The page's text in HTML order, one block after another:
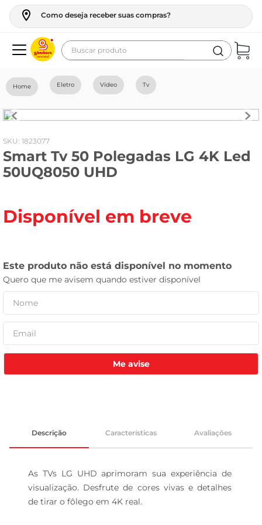
Como deseja receber suas compras?
Buscar produto
Eletro Vídeo Tv
: 1823077
Smart Tv 50 Polegadas LG 4K Led
50UQ8050 UHD
Disponível em breve
Me avise
Descrição Características Avaliações
As TVs LG UHD aprimoram sua experiência de
visualização. Desfrute de cores vivas e detalhes
de tirar o fôlego em 4K real.
geladeira
fogao
café
cerveja
leite
leite pó